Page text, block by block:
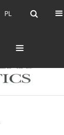
PL PL
EN